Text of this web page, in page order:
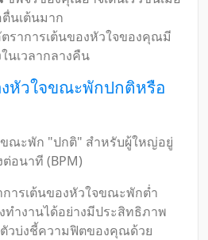
นเต้นมาก
ราการเต้นของหัวใจของคุณมี
นเวลากลางคืน
หัวใจขณะพักปกติหรือ
ขณะพัก "ปกติ" สำหรับผู้ใหญ่อยู่
ต่อนาที (BPM)
ารเต้นของหัวใจขณะพักต่ำ
ทำงานได้อย่างมีประสิทธิภาพ
วบ่งชี้ความฟิตของคุณด้วย